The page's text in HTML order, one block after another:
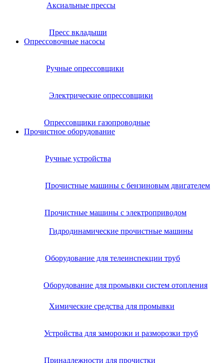
Аксиальные прессы
Пресс вкладыши
Опрессовочные насосы
Ручные опрессовщики
Электрические опрессовщики
Опрессовщики газопроводные
Прочистное оборудование
Ручные устройства
Прочистные машины с бензиновым двигателем
Прочистные машины с электроприводом
Гидродинамические прочистные машины
Оборудование для телеинспекции труб
Оборудование для промывки систем отопления
Химические средства для промывки
Устройства для заморозки и разморозки труб
Принадлежности для прочистки